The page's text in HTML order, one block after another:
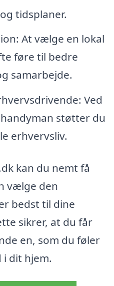
tidsplaner.
At vælge en lokal
føre til bedre
samarbejde.
Ved
støtter du
erhvervsliv.
kan du nemt få
vælge den
bedst til dine
sikrer, at du får
en, som du føler
dit hjem.